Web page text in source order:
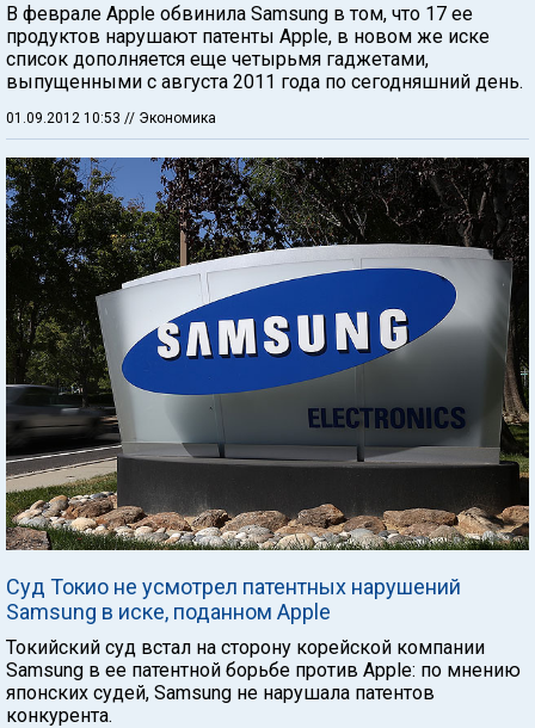
В феврале Apple обвинила Samsung в том, что 17 ее
продуктов нарушают патенты Apple, в новом же иске
список дополняется еще четырьмя гаджетами,
выпущенными с августа 2011 года по сегодняшний день.
01.09.2012 10:53 // Экономика
Суд Токио не усмотрел патентных нарушений
Samsung в иске, поданном Apple
Токийский суд встал на сторону корейской компании
Samsung в ее патентной борьбе против Apple: по мнению
японских судей, Samsung не нарушала патентов
конкурента.